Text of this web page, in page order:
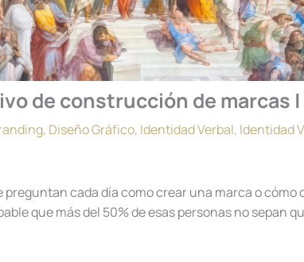
de construcción de marcas |
, Diseño Gráfico, Identidad Verbal, Identidad
preguntan cada día como crear una marca o
que más del 50% de esas personas no sepan